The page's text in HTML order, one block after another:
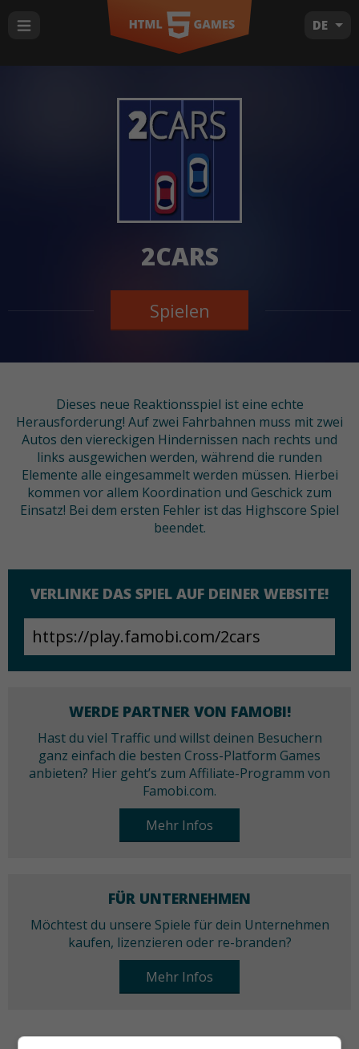
DE
2CARS
Spielen
Dieses neue Reaktionsspiel ist eine echte
Herausforderung! Auf zwei Fahrbahnen muss mit zwei
Autos den viereckigen Hindernissen nach rechts und
links ausgewichen werden, während die runden
Elemente alle eingesammelt werden müssen. Hierbei
kommen vor allem Koordination und Geschick zum
Einsatz! Bei dem ersten Fehler ist das Highscore Spiel
beendet.
VERLINKE DAS SPIEL AUF DEINER WEBSITE!
WERDE PARTNER VON FAMOBI!
Hast du viel Traffic und willst deinen Besuchern
ganz einfach die besten Cross-Platform Games
anbieten? Hier geht’s zum Affiliate-Programm von
Famobi.com.
Mehr Infos
FÜR UNTERNEHMEN
Möchtest du unsere Spiele für dein Unternehmen
kaufen, lizenzieren oder re-branden?
Mehr Infos